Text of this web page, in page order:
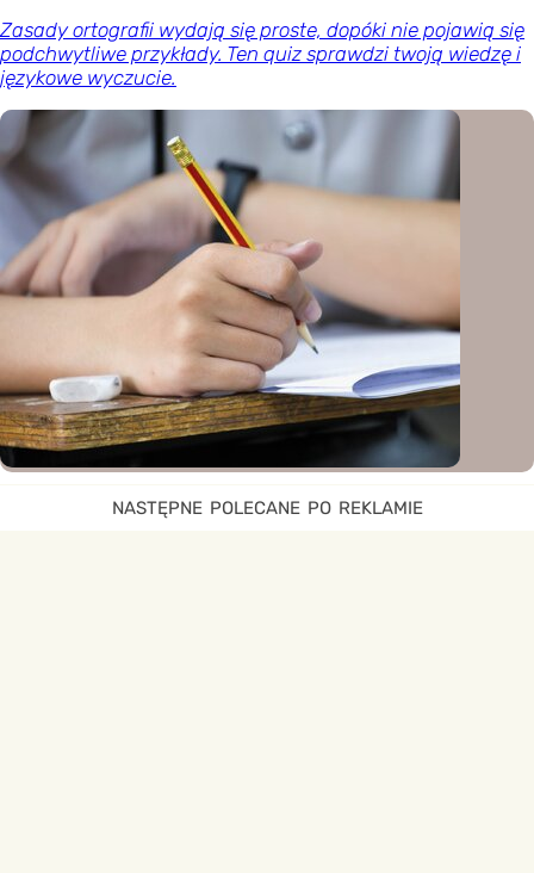
Zasady ortografii wydają się proste, dopóki nie pojawią się
podchwytliwe przykłady. Ten quiz sprawdzi twoją wiedzę i
językowe wyczucie.